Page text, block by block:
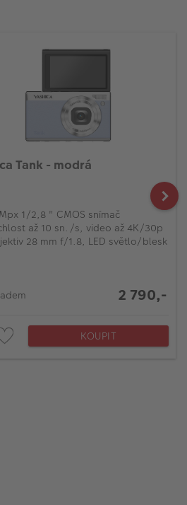
Tank - modrá
1/2,8 " CMOS snímač
až 10 sn./s, video až 4K/30p
28 mm f/1.8, LED světlo/blesk
2 790,-
KOUPIT